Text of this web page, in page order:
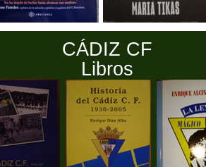
CÁDIZ CF
Libros